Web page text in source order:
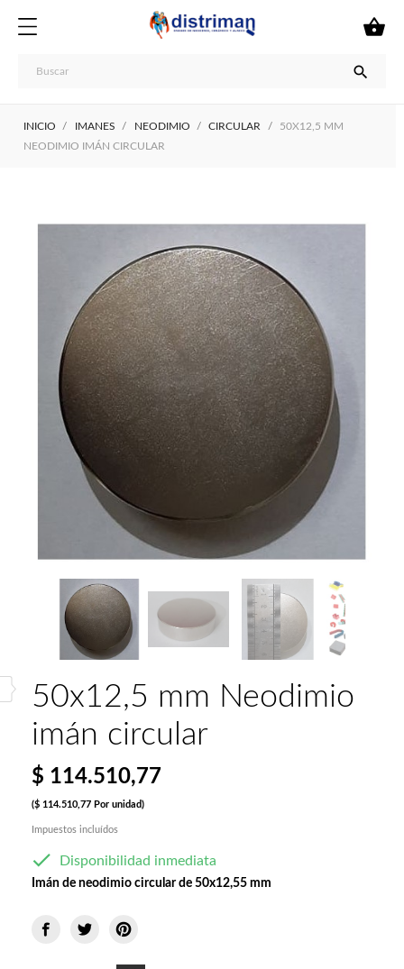


INICIO IMANES NEODIMIO CIRCULAR
50X12,5 MM
NEODIMIO IMÁN CIRCULAR
50x12,5 mm Neodimio
imán circular
$ 114.510,77
($ 114.510,77 Por unidad)
Impuestos incluídos
 Disponibilidad inmediata
Imán de neodimio circular de 50x12,55 mm